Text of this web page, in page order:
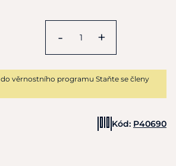
- +
do věrnostního programu Staňte se členy
Kód: P40690